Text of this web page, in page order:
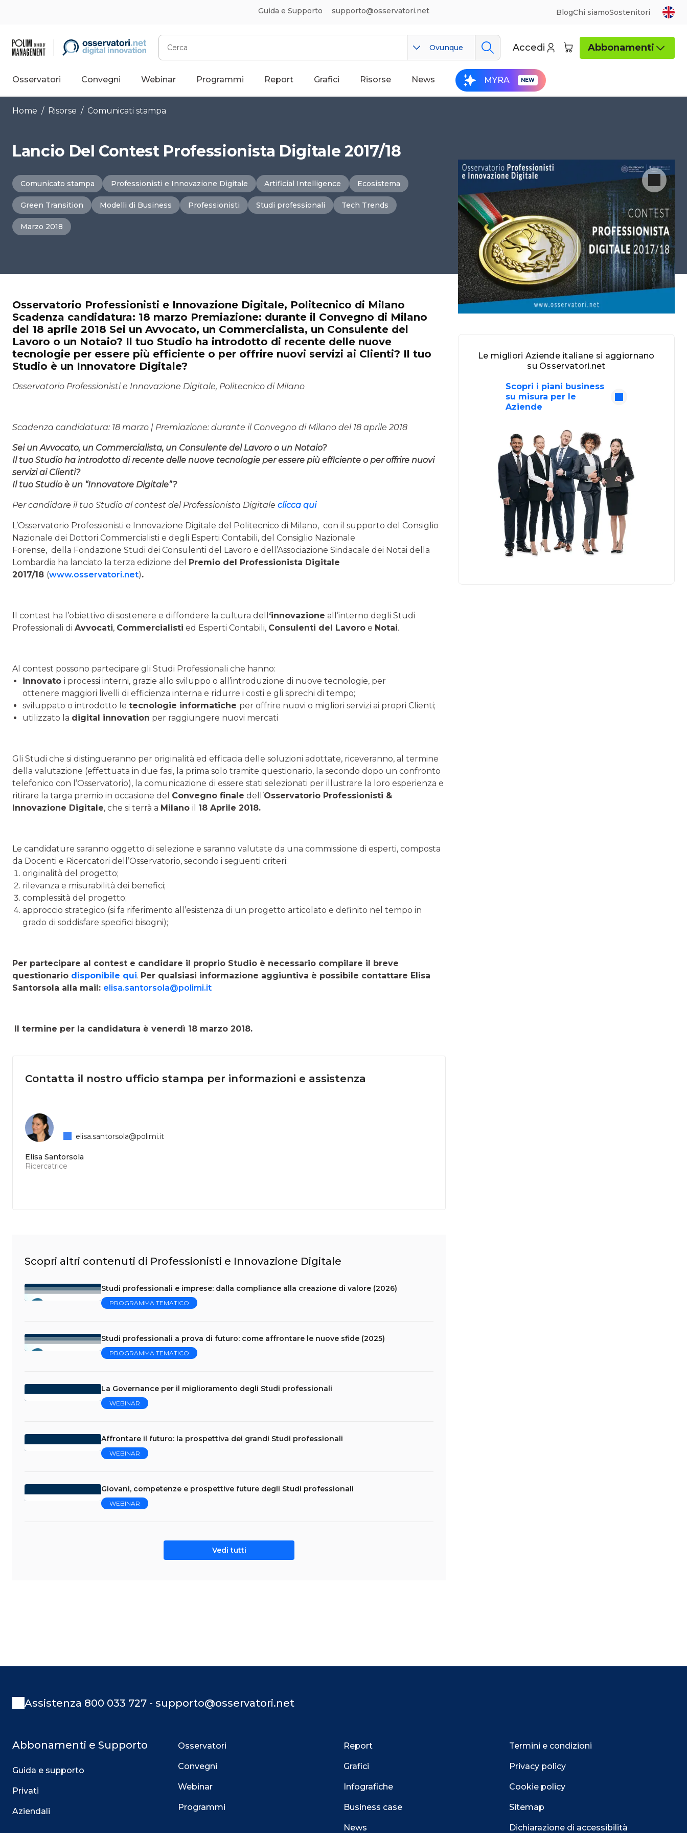
Guida e Supporto supporto@osservatori.net BlogChi siamoSostenitori
Cerca
Ovunque Accedi Abbonamenti
Osservatori Convegni Webinar Programmi Report Grafici Risorse News MYRA
Home / Risorse / Comunicati stampa
Lancio Del Contest Professionista Digitale 2017/18
Comunicato stampa Professionisti e Innovazione Digitale Artificial Intelligence Ecosistema
Green Transition Modelli di Business Professionisti Studi professionali Tech Trends
Marzo 2018
Osservatorio Professionisti e Innovazione Digitale, Politecnico di Milano
Scadenza candidatura: 18 marzo Premiazione: durante il Convegno di Milano
del 18 aprile 2018 Sei un Avvocato, un Commercialista, un Consulente del
Lavoro o un Notaio? Il tuo Studio ha introdotto di recente delle nuove
tecnologie per essere più efficiente o per offrire nuovi servizi ai Clienti? Il tuo
Studio è un Innovatore Digitale?
Osservatorio Professionisti e Innovazione Digitale, Politecnico di Milano
Scadenza candidatura: 18 marzo | Premiazione: durante il Convegno di Milano del 18 aprile 2018
Sei un Avvocato, un Commercialista, un Consulente del Lavoro o un Notaio?
Il tuo Studio ha introdotto di recente delle nuove tecnologie per essere più efficiente o per offrire nuovi
servizi ai Clienti?
Il tuo Studio è un “Innovatore Digitale”?
Per candidare il tuo Studio al contest del Professionista Digitale clicca qui
L’Osservatorio Professionisti e Innovazione Digitale del Politecnico di Milano, con il supporto del Consiglio
Nazionale dei Dottori Commercialisti e degli Esperti Contabili, del Consiglio Nazionale
Forense, della Fondazione Studi dei Consulenti del Lavoro e dell’Associazione Sindacale dei Notai della
Lombardia ha lanciato la terza edizione del Premio del Professionista Digitale
2017/18 (www.osservatori.net).
Il contest ha l’obiettivo di sostenere e diffondere la cultura dell ‘innovazione all’interno degli Studi
Professionali di Avvocati, Commercialisti ed Esperti Contabili, Consulenti del Lavoro e Notai.
Al contest possono partecipare gli Studi Professionali che hanno:
innovato i processi interni, grazie allo sviluppo o all’introduzione di nuove tecnologie, per
ottenere maggiori livelli di efficienza interna e ridurre i costi e gli sprechi di tempo;
sviluppato o introdotto le tecnologie informatiche per offrire nuovi o migliori servizi ai propri Clienti;
utilizzato la digital innovation per raggiungere nuovi mercati
Gli Studi che si distingueranno per originalità ed efficacia delle soluzioni adottate, riceveranno, al termine
della valutazione (effettuata in due fasi, la prima solo tramite questionario, la secondo dopo un confronto
telefonico con l’Osservatorio), la comunicazione di essere stati selezionati per illustrare la loro esperienza e
ritirare la targa premio in occasione del Convegno finale dell’Osservatorio Professionisti &
Innovazione Digitale, che si terrà a Milano il 18 Aprile 2018.
Le candidature saranno oggetto di selezione e saranno valutate da una commissione di esperti, composta
da Docenti e Ricercatori dell’Osservatorio, secondo i seguenti criteri:
originalità del progetto;
rilevanza e misurabilità dei benefici;
complessità del progetto;
approccio strategico (si fa riferimento all’esistenza di un progetto articolato e definito nel tempo in
grado di soddisfare specifici bisogni);
Per partecipare al contest e candidare il proprio Studio è necessario compilare il breve
questionario disponibile qui. Per qualsiasi informazione aggiuntiva è possibile contattare Elisa
Santorsola alla mail: elisa.santorsola@polimi.it
Il termine per la candidatura è venerdì 18 marzo 2018.
Contatta il nostro ufficio stampa per informazioni e assistenza
Elisa Santorsola
Ricercatrice
elisa.santorsola@polimi.it
Scopri altri contenuti di Professionisti e Innovazione Digitale
Studi professionali e imprese: dalla compliance alla creazione di valore (2026)
PROGRAMMA TEMATICO
Studi professionali a prova di futuro: come affrontare le nuove sfide (2025)
PROGRAMMA TEMATICO
La Governance per il miglioramento degli Studi professionali
WEBINAR
Affrontare il futuro: la prospettiva dei grandi Studi professionali
WEBINAR
Giovani, competenze e prospettive future degli Studi professionali
WEBINAR
Vedi tutti
Le migliori Aziende italiane si aggiornano
su Osservatori.net
Scopri i piani business
su misura per le
Aziende
Assistenza 800 033 727 - supporto@osservatori.net
Abbonamenti e Supporto
Guida e supporto
Privati
Aziendali
Osservatori
Convegni
Webinar
Programmi
Report
Grafici
Infografiche
Business case
News
Termini e condizioni
Privacy policy
Cookie policy
Sitemap
Dichiarazione di accessibilità